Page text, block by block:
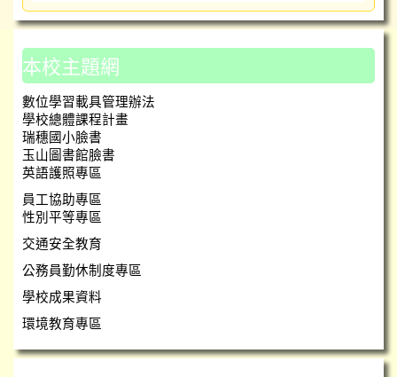
本校主題網
數位學習載具管理辦法
學校總體課程計畫
瑞穗國小臉書
玉山圖書館臉書
英語護照專區
員工協助專區
性別平等專區
交通安全教育
公務員勤休制度專區
學校成果資料
環境教育專區